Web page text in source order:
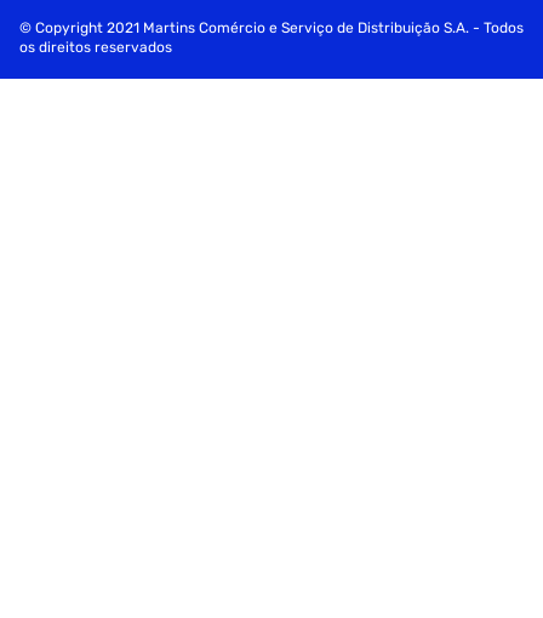
© Copyright 2021 Martins Comércio e Serviço de Distribuição S.A. - Todos
os direitos reservados